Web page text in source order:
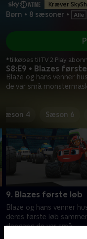
Kræver
Børn • 8 sæsoner •
S8:E9 • Blazes
Blaze og hans venner
de var små
*tilkøbes til TV 2 Play
Sæson 4 Sæson 6
9. Blazes første løb
Blaze og hans venner
deres første løb
dengang de var små